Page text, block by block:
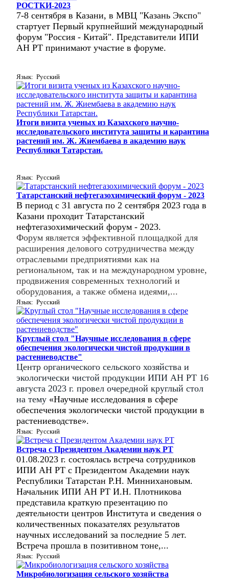
РОСТКИ-2023
7-8 сентября в Казани, в МВЦ "Казань Экспо"
стартует Первый крупнейший международный
форум "Россия - Китай". Представители ИПИ
АН РТ принимают участие в форуме.
Язык: Русский
Итоги визита ученых из Казахского научно-
исследовательского института защиты и карантина
растений им. Ж. Жиембаева в академию наук
Республики Татарстан.
Язык: Русский
Татарстанский нефтегазохимический форум - 2023
В период с 31 августа по 2 сентября 2023 года в
Казани проходит Татарстанский
нефтегазохимический форум - 2023.
Форум является эффективной площадкой для
расширения делового сотрудничества между
отраслевыми предприятиями как на
региональном, так и на международном уровне,
продвижения современных технологий и
оборудования, а также обмена идеями,...
Язык: Русский
Круглый стол "Научные исследования в сфере
обеспечения экологически чистой продукции в
растениеводстве"
Центр органического сельского хозяйства и
экологически чистой продукции ИПИ АН РТ 16
августа 2023 г. провел очередной круглый стол
на тему «Научные исследования в сфере
обеспечения экологически чистой продукции в
растениеводстве».
Язык: Русский
Встреча с Президентом Академии наук РТ
01.08.2023 г. состоялась встреча сотрудников
ИПИ АН РТ с Президентом Академии наук
Республики Татарстан Р.Н. Миннихановым.
Начальник ИПИ АН РТ И.Н. Плотникова
представила краткую презентацию по
деятельности центров Института и сведения о
количественных показателях результатов
научных исследований за последние 5 лет.
Встреча прошла в позитивном тоне,...
Язык: Русский
Микробиологизация сельского хозяйства